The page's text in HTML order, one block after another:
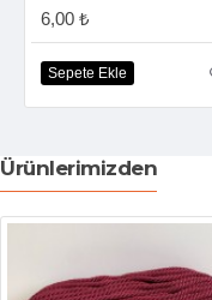
6,00 ₺
Sepete Ekle
Ürünlerimizden